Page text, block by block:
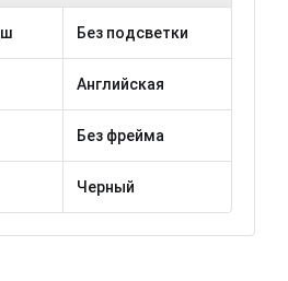
Без подсветки
Английская
Без фрейма
Черный